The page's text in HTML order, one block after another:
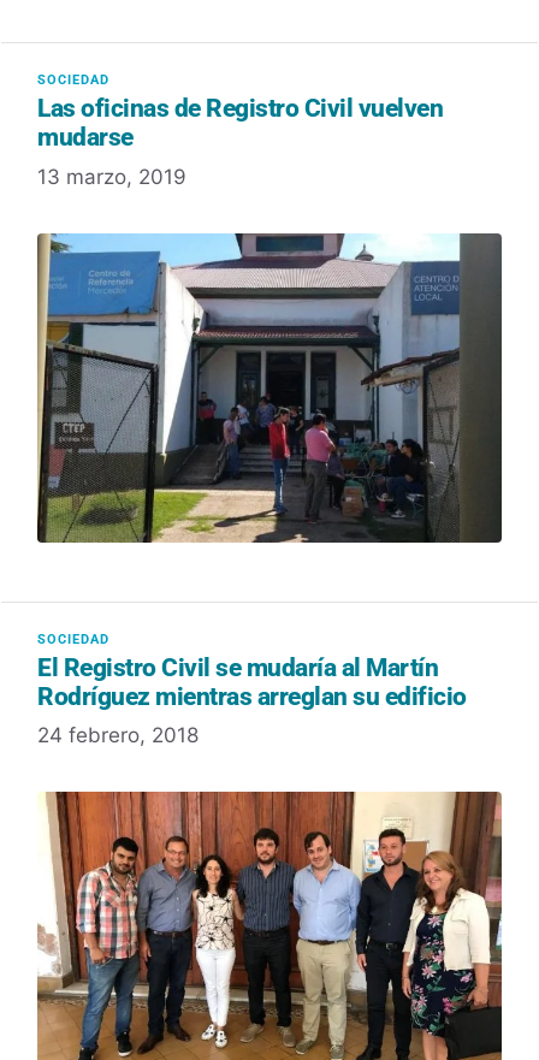
Las oficinas de Registro Civil vuelven
mudarse
13 marzo, 2019
El Registro Civil se mudaría al Martín
Rodríguez mientras arreglan su edificio
24 febrero, 2018